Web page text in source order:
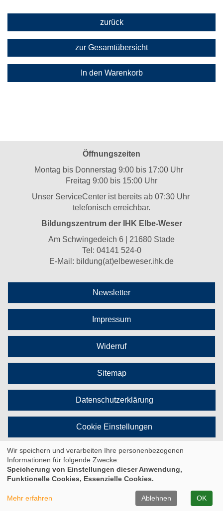
zurück
zur Gesamtübersicht
In den Warenkorb
Öffnungszeiten
Montag bis Donnerstag 9:00 bis 17:00 Uhr
Freitag 9:00 bis 15:00 Uhr
Unser ServiceCenter ist bereits ab 07:30 Uhr
telefonisch erreichbar.
Bildungszentrum der IHK Elbe-Weser
Am Schwingedeich 6 | 21680 Stade
Tel: 04141 524-0
E-Mail: bildung(at)elbeweser.ihk.de
Newsletter
Impressum
Widerruf
Sitemap
Datenschutzerklärung
Cookie Einstellungen
Vertrag widerrufen
Wir speichern und verarbeiten Ihre personenbezogenen
Informationen für folgende Zwecke:
Speicherung von Einstellungen dieser Anwendung,
Funktionelle Cookies, Essenzielle Cookies.
Mehr erfahren Ablehnen OK